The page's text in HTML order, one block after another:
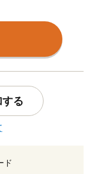
る
ド